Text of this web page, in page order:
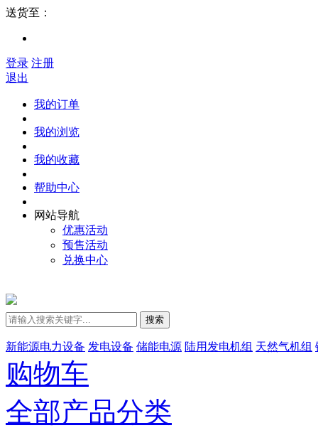
送货至：
登录 注册
退出
我的订单
我的浏览
我的收藏
帮助中心
网站导航
优惠活动
预售活动
兑换中心
搜索
新能源电力设备 发电设备 储能电源 陆用发电机组 天然气机组
购物车
全部产品分类